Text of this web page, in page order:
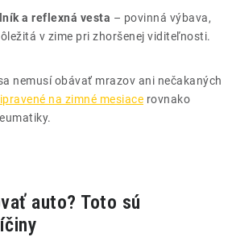
a reflexná vesta – povinná výbava,
v zime pri zhoršenej viditeľnosti.
nemusí obávať mrazov ani nečakaných
na zimné mesiace rovnako
auto? Toto sú